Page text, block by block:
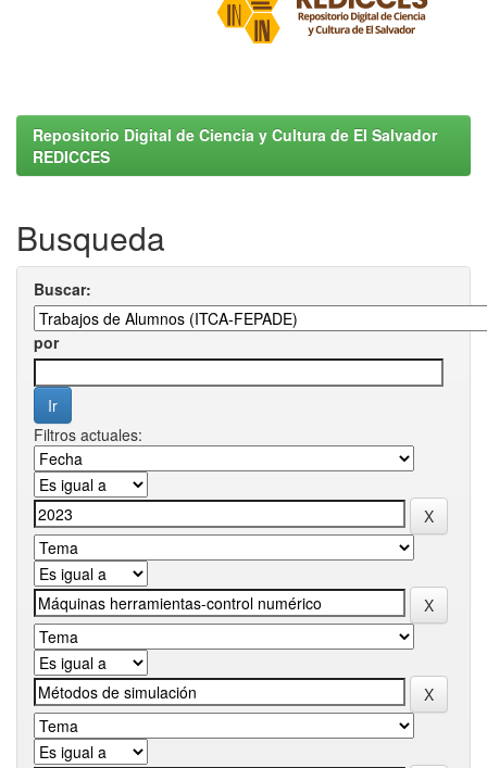
Repositorio Digital de Ciencia y Cultura de El Salvador
REDICCES
Busqueda
Buscar:
por
Filtros actuales: